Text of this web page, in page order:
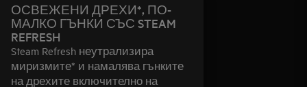
ОСВЕЖЕНИ ДРЕХИ*, ПО-
МАЛКО ГЪНКИ СЪС STEAM
REFRESH
Steam Refresh неутрализира
миризмите* и намалява гънките
на дрехите включително на